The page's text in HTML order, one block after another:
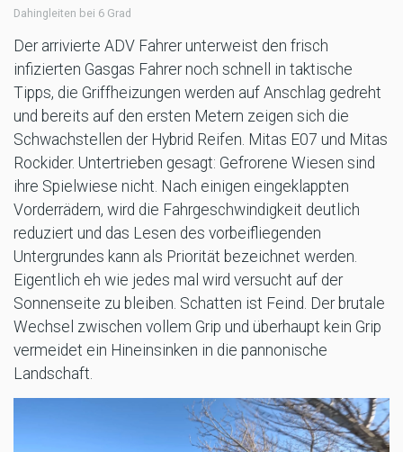
Dahingleiten bei 6 Grad
Der arrivierte ADV Fahrer unterweist den frisch
infizierten Gasgas Fahrer noch schnell in taktische
Tipps, die Griffheizungen werden auf Anschlag gedreht
und bereits auf den ersten Metern zeigen sich die
Schwachstellen der Hybrid Reifen. Mitas E07 und Mitas
Rockider. Untertrieben gesagt: Gefrorene Wiesen sind
ihre Spielwiese nicht. Nach einigen eingeklappten
Vorderrädern, wird die Fahrgeschwindigkeit deutlich
reduziert und das Lesen des vorbeifliegenden
Untergrundes kann als Priorität bezeichnet werden.
Eigentlich eh wie jedes mal wird versucht auf der
Sonnenseite zu bleiben. Schatten ist Feind. Der brutale
Wechsel zwischen vollem Grip und überhaupt kein Grip
vermeidet ein Hineinsinken in die pannonische
Landschaft.